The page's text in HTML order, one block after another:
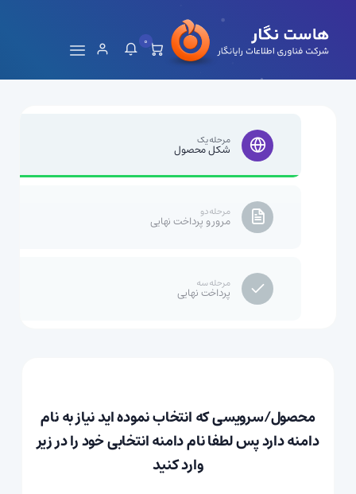
0
مرحله یک
شکل محصول
مرحله دو
مرور و پرداخت نهایی
مرحله سه
پرداخت نهایی
محصول/سرویسی که انتخاب نموده اید نیاز به نام
دامنه دارد پس لطفا نام دامنه انتخابی خود را در زیر
وارد کنید